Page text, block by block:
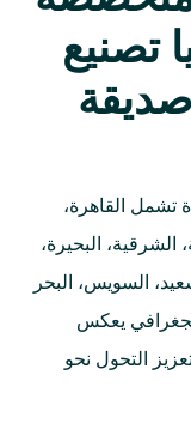
تصنيع
تشمل القاهرة،
الشرقية، البحيرة،
السويس، البحر
يعكس
التحول نحو